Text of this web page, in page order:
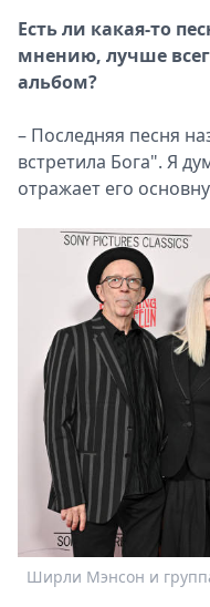
Есть ли какая-то
мнению, лучше
альбом?
– Последняя песня
встретила Бога". Я
отражает его
Ширли Мэнсон и